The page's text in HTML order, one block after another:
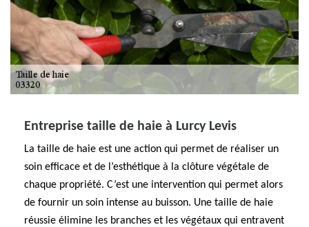
Entreprise taille de haie à Lurcy Levis
La taille de haie est une action qui permet de réaliser un
soin efficace et de l’esthétique à la clôture végétale de
chaque propriété. C’est une intervention qui permet alors
de fournir un soin intense au buisson. Une taille de haie
réussie élimine les branches et les végétaux qui entravent